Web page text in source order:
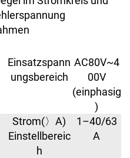
Einsatzspann
ungsbereich
AC80V~4
00V
(einphasig
)
Strom(〉A)
Einstellbereic
h
1–40/63
A